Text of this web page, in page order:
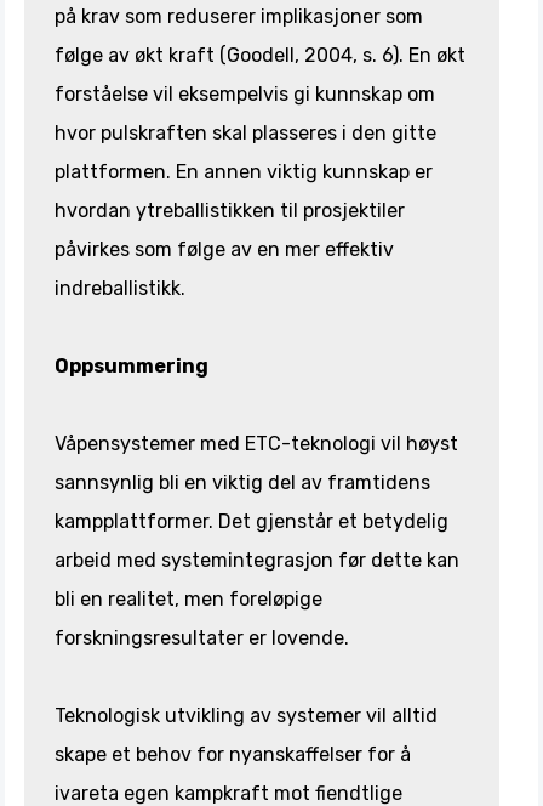
på krav som reduserer implikasjoner som
følge av økt kraft (Goodell, 2004, s. 6). En økt
forståelse vil eksempelvis gi kunnskap om
hvor pulskraften skal plasseres i den gitte
plattformen. En annen viktig kunnskap er
hvordan ytreballistikken til prosjektiler
påvirkes som følge av en mer effektiv
indreballistikk.
Oppsummering
Våpensystemer med ETC-teknologi vil høyst
sannsynlig bli en viktig del av framtidens
kampplattformer. Det gjenstår et betydelig
arbeid med systemintegrasjon før dette kan
bli en realitet, men foreløpige
forskningsresultater er lovende.
Teknologisk utvikling av systemer vil alltid
skape et behov for nyanskaffelser for å
ivareta egen kampkraft mot fiendtlige